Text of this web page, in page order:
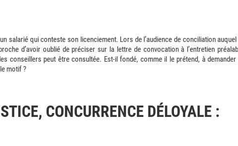
salarié qui conteste son licenciement. Lors de l’audience de conciliation
d’avoir oublié de préciser sur la lettre de convocation à l’entretien
conseillers peut être consultée. Est-il fondé, comme il le prétend, à demander
motif ?
CONCURRENCE DÉLOYALE :